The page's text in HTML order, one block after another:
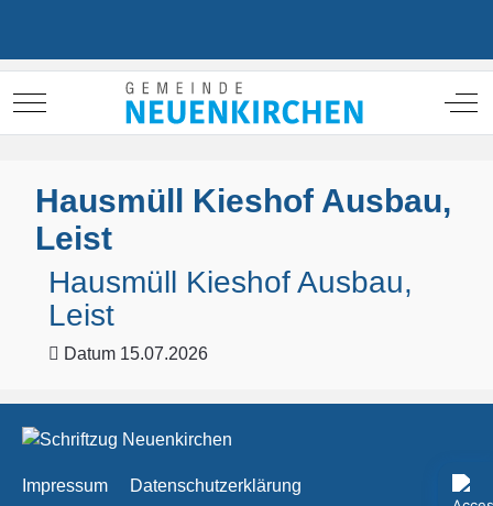
Mobile Menu Toggle Off-
Hausmüll Kieshof Ausbau,
Leist
Hausmüll Kieshof Ausbau,
Leist
Datum 15.07.2026
Impressum Datenschutzerklärung